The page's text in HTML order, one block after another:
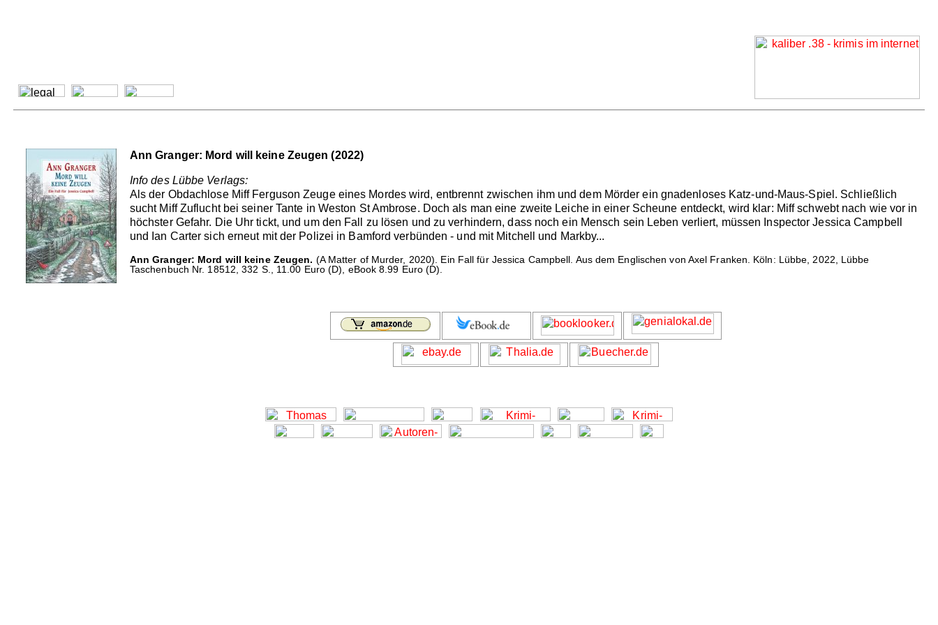
Ann Granger: Mord will keine Zeugen (2022)
Info des Lübbe Verlags:
Als der Obdachlose Miff Ferguson Zeuge eines Mordes wird, entbrennt zwischen ihm und dem Mörder ein gnadenloses Katz-und-Maus-Spiel. Schließlich
sucht Miff Zuflucht bei seiner Tante in Weston St Ambrose. Doch als man eine zweite Leiche in einer Scheune entdeckt, wird klar: Miff schwebt nach wie vor in
höchster Gefahr. Die Uhr tickt, und um den Fall zu lösen und zu verhindern, dass noch ein Mensch sein Leben verliert, müssen Inspector Jessica Campbell
und Ian Carter sich erneut mit der Polizei in Bamford verbünden - und mit Mitchell und Markby...
Ann Granger: Mord will keine Zeugen. (A Matter of Murder, 2020). Ein Fall für Jessica Campbell. Aus dem Englischen von Axel Franken. Köln: Lübbe, 2022, Lübbe
Taschenbuch Nr. 18512, 332 S., 11.00 Euro (D), eBook 8.99 Euro (D).